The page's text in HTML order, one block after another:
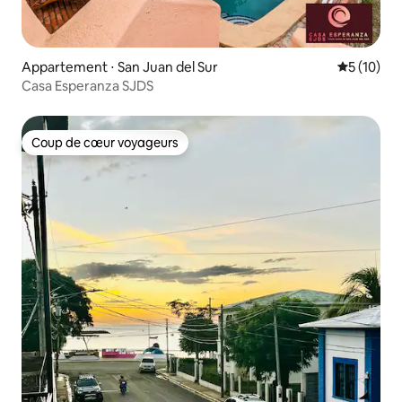
Appartement ⋅ San Juan del Sur
5 (10)
Casa Esperanza SJDS
Coup de cœur voyageurs
Coup de cœur voyageurs